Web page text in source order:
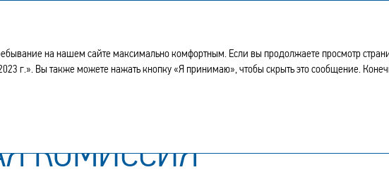
КОМИССИЯ
на нашем сайте максимально комфортным. Если вы продолжаете просмотр
г.». Вы также можете нажать кнопку «Я принимаю», чтобы скрыть это сообщение.